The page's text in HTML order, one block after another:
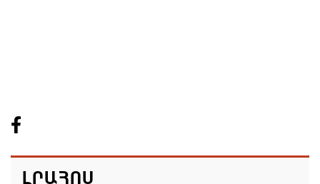
ԼՐԱՀՈՍ